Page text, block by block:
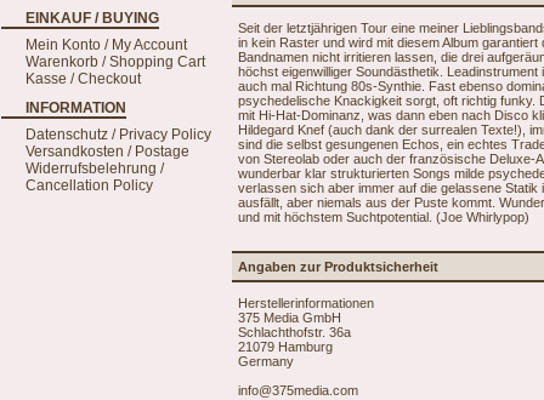
EINKAUF / BUYING
Mein Konto / My Account
Warenkorb / Shopping Cart
Kasse / Checkout
INFORMATION
Datenschutz / Privacy Policy
Versandkosten / Postage
Widerrufsbelehrung /
Cancellation Policy
Seit der letztjährigen Tour eine meiner
in kein Raster und wird mit diesem Album
Bandnamen nicht irritieren lassen, die drei
höchst eigenwilliger Soundästhetik.
auch mal Richtung 80s-Synthie. Fast ebenso
psychedelische Knackigkeit sorgt, oft richtig funky.
mit Hi-Hat-Dominanz, was dann eben nach Disco
Hildegard Knef (auch dank der surrealen Texte!),
sind die selbst gesungenen Echos, ein echtes
von Stereolab oder auch der französische Deluxe-
wunderbar klar strukturierten Songs milde
verlassen sich aber immer auf die gelassene
ausfällt, aber niemals aus der Puste kommt.
und mit höchstem Suchtpotential. (Joe Whirlypop)
Angaben zur Produktsicherheit
Herstellerinformationen
375 Media GmbH
Schlachthofstr. 36a
21079 Hamburg
Germany
info@375media.com